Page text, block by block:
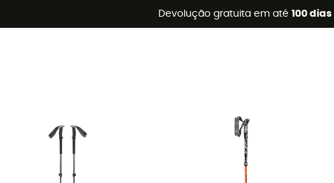
Devolução gratuita em até 100 dias
Promoções de verão 🔥 -5% EXTRA a partir de 2 produtos*